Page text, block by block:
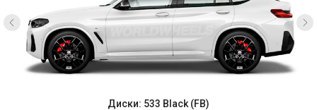
Диски: 533 Black (FB)